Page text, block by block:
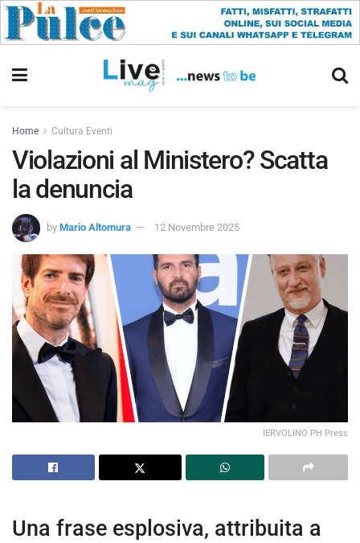
Home Cultura Eventi
Violazioni al Ministero? Scatta
la denuncia
by Mario Altomura 12 Novembre 2025
IERVOLINO PH Press
Una frase esplosiva, attribuita a